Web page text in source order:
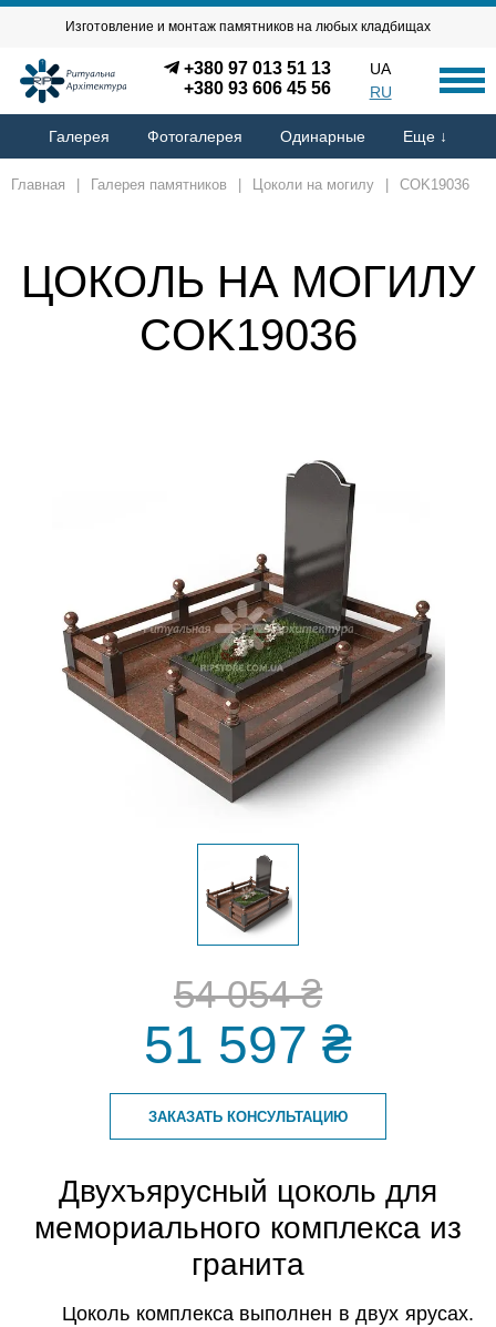
Изготовление и монтаж памятников на любых кладбищах
+380 97 013 51 13
+380 93 606 45 56
UA
RU
Галерея Фотогалерея Одинарные Еще ↓
Главная Галерея памятников Цоколи на могилу COK19036
ЦОКОЛЬ НА МОГИЛУ
COK19036
54 054 ₴
51 597 ₴
ЗАКАЗАТЬ КОНСУЛЬТАЦИЮ
Двухъярусный цоколь для
мемориального комплекса из
гранита
Цоколь комплекса выполнен в двух ярусах.